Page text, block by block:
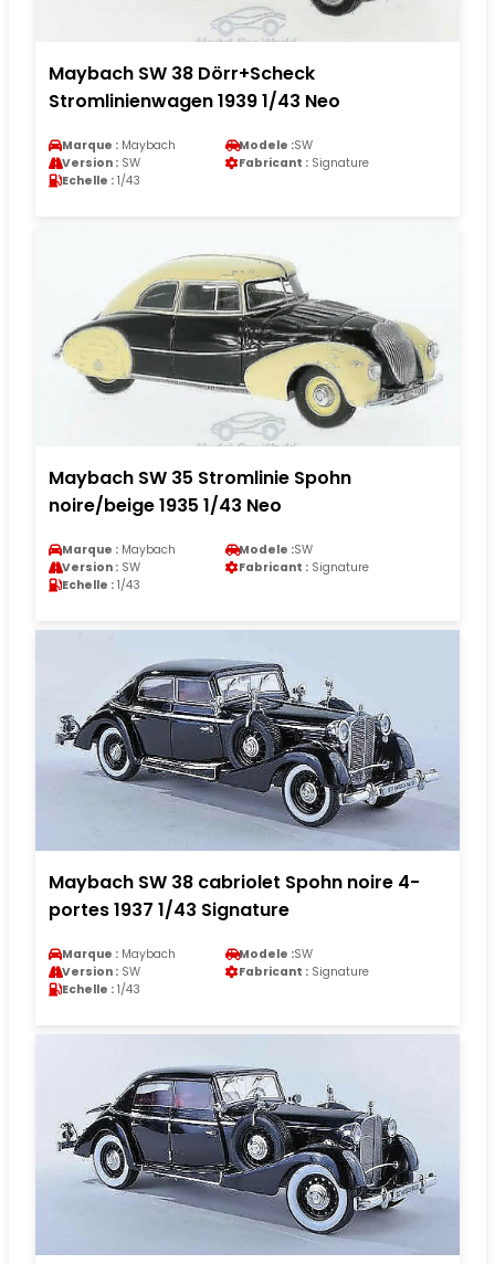
Maybach SW 38 Dörr+Scheck
Stromlinienwagen 1939 1/43 Neo
Marque : Maybach Modele :SW
Version : SW Fabricant : Signature
Echelle : 1/43
Maybach SW 35 Stromlinie Spohn
noire/beige 1935 1/43 Neo
Marque : Maybach Modele :SW
Version : SW Fabricant : Signature
Echelle : 1/43
Maybach SW 38 cabriolet Spohn noire 4-
portes 1937 1/43 Signature
Marque : Maybach Modele :SW
Version : SW Fabricant : Signature
Echelle : 1/43